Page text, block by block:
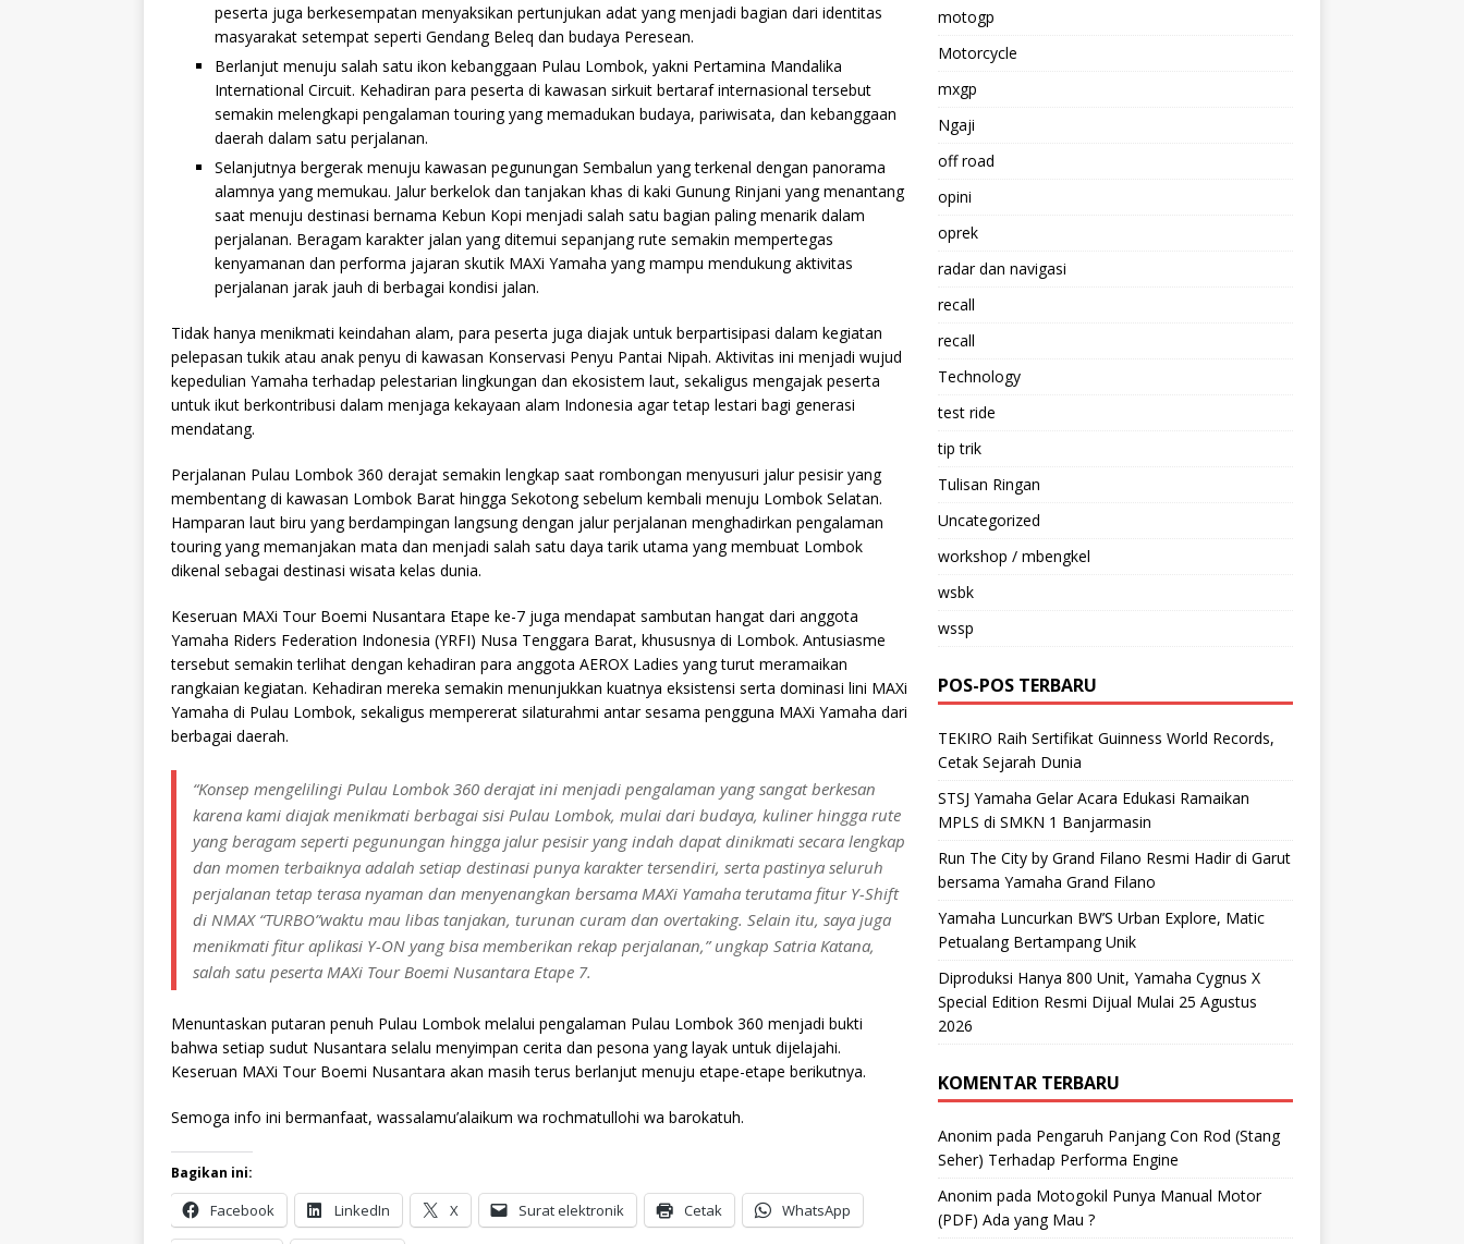
peserta juga berkesempatan menyaksikan pertunjukan adat yang menjadi bagian dari identitas
masyarakat setempat seperti Gendang Beleq dan budaya Peresean.
Berlanjut menuju salah satu ikon kebanggaan Pulau Lombok, yakni Pertamina Mandalika
International Circuit. Kehadiran para peserta di kawasan sirkuit bertaraf internasional tersebut
semakin melengkapi pengalaman touring yang memadukan budaya, pariwisata, dan kebanggaan
daerah dalam satu perjalanan.
Selanjutnya bergerak menuju kawasan pegunungan Sembalun yang terkenal dengan panorama
alamnya yang memukau. Jalur berkelok dan tanjakan khas di kaki Gunung Rinjani yang menantang
saat menuju destinasi bernama Kebun Kopi menjadi salah satu bagian paling menarik dalam
perjalanan. Beragam karakter jalan yang ditemui sepanjang rute semakin mempertegas
kenyamanan dan performa jajaran skutik MAXi Yamaha yang mampu mendukung aktivitas
perjalanan jarak jauh di berbagai kondisi jalan.
Tidak hanya menikmati keindahan alam, para peserta juga diajak untuk berpartisipasi dalam kegiatan
pelepasan tukik atau anak penyu di kawasan Konservasi Penyu Pantai Nipah. Aktivitas ini menjadi wujud
kepedulian Yamaha terhadap pelestarian lingkungan dan ekosistem laut, sekaligus mengajak peserta
untuk ikut berkontribusi dalam menjaga kekayaan alam Indonesia agar tetap lestari bagi generasi
mendatang.
Perjalanan Pulau Lombok 360 derajat semakin lengkap saat rombongan menyusuri jalur pesisir yang
membentang di kawasan Lombok Barat hingga Sekotong sebelum kembali menuju Lombok Selatan.
Hamparan laut biru yang berdampingan langsung dengan jalur perjalanan menghadirkan pengalaman
touring yang memanjakan mata dan menjadi salah satu daya tarik utama yang membuat Lombok
dikenal sebagai destinasi wisata kelas dunia.
Keseruan MAXi Tour Boemi Nusantara Etape ke-7 juga mendapat sambutan hangat dari anggota
Yamaha Riders Federation Indonesia (YRFI) Nusa Tenggara Barat, khususnya di Lombok. Antusiasme
tersebut semakin terlihat dengan kehadiran para anggota AEROX Ladies yang turut meramaikan
rangkaian kegiatan. Kehadiran mereka semakin menunjukkan kuatnya eksistensi serta dominasi lini MAXi
Yamaha di Pulau Lombok, sekaligus mempererat silaturahmi antar sesama pengguna MAXi Yamaha dari
berbagai daerah.
“Konsep mengelilingi Pulau Lombok 360 derajat ini menjadi pengalaman yang sangat berkesan
karena kami diajak menikmati berbagai sisi Pulau Lombok, mulai dari budaya, kuliner hingga rute
yang beragam seperti pegunungan hingga jalur pesisir yang indah dapat dinikmati secara lengkap
dan momen terbaiknya adalah setiap destinasi punya karakter tersendiri, serta pastinya seluruh
perjalanan tetap terasa nyaman dan menyenangkan bersama MAXi Yamaha terutama fitur Y-Shift
di NMAX “TURBO”waktu mau libas tanjakan, turunan curam dan overtaking. Selain itu, saya juga
menikmati fitur aplikasi Y-ON yang bisa memberikan rekap perjalanan,” ungkap Satria Katana,
salah satu peserta MAXi Tour Boemi Nusantara Etape 7.
Menuntaskan putaran penuh Pulau Lombok melalui pengalaman Pulau Lombok 360 menjadi bukti
bahwa setiap sudut Nusantara selalu menyimpan cerita dan pesona yang layak untuk dijelajahi.
Keseruan MAXi Tour Boemi Nusantara akan masih terus berlanjut menuju etape-etape berikutnya.
Semoga info ini bermanfaat, wassalamu’alaikum wa rochmatullohi wa barokatuh.
Bagikan ini:
Facebook LinkedIn X Surat elektronik Cetak WhatsApp
motogp
Motorcycle
mxgp
Ngaji
off road
opini
oprek
radar dan navigasi
recall
recall
Technology
test ride
tip trik
Tulisan Ringan
Uncategorized
workshop / mbengkel
wsbk
wssp
POS-POS TERBARU
TEKIRO Raih Sertifikat Guinness World Records,
Cetak Sejarah Dunia
STSJ Yamaha Gelar Acara Edukasi Ramaikan
MPLS di SMKN 1 Banjarmasin
Run The City by Grand Filano Resmi Hadir di Garut
bersama Yamaha Grand Filano
Yamaha Luncurkan BW’S Urban Explore, Matic
Petualang Bertampang Unik
Diproduksi Hanya 800 Unit, Yamaha Cygnus X
Special Edition Resmi Dijual Mulai 25 Agustus
2026
KOMENTAR TERBARU
Anonim pada Pengaruh Panjang Con Rod (Stang
Seher) Terhadap Performa Engine
Anonim pada Motogokil Punya Manual Motor
(PDF) Ada yang Mau ?